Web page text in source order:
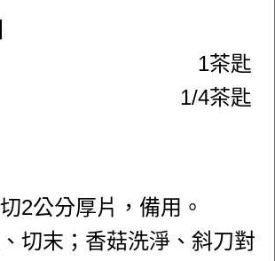
1茶匙
1/4茶匙
2公分厚片，備用。
切末；香菇洗淨、斜刀對